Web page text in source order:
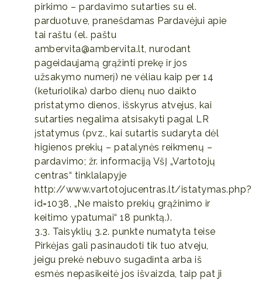
pirkimo – pardavimo sutarties su el.
parduotuve, pranešdamas Pardavėjui apie
tai raštu (el. paštu
ambervita@ambervita.lt, nurodant
pageidaujamą grąžinti prekę ir jos
užsakymo numerį) ne vėliau kaip per 14
(keturiolika) darbo dienų nuo daikto
pristatymo dienos, išskyrus atvejus, kai
sutarties negalima atsisakyti pagal LR
įstatymus (pvz., kai sutartis sudaryta dėl
higienos prekių – patalynės reikmenų –
pardavimo; žr. informaciją VšĮ „Vartotojų
centras“ tinklalapyje
http://www.vartotojucentras.lt/istatymas.php?
id=1038, „Ne maisto prekių grąžinimo ir
keitimo ypatumai“ 18 punktą.).
3.3. Taisyklių 3.2. punkte numatyta teise
Pirkėjas gali pasinaudoti tik tuo atveju,
jeigu prekė nebuvo sugadinta arba iš
esmės nepasikeitė jos išvaizda, taip pat ji